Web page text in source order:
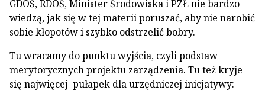
GDOŚ, RDOŚ, Minister Środowiska i PZŁ nie bardzo
wiedzą, jak się w tej materii poruszać, aby nie narobić
sobie kłopotów i szybko odstrzelić bobry.
Tu wracamy do punktu wyjścia, czyli podstaw
merytorycznych projektu zarządzenia. Tu też kryje
się najwięcej pułapek dla urzędniczej inicjatywy: